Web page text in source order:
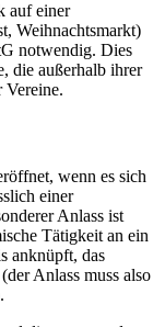
auf einer
Weihnachtsmarkt)
notwendig. Dies
die außerhalb ihrer
Vereine.
wenn es sich
einer
Anlass ist
Tätigkeit an ein
anknüpft, das
Anlass muss also